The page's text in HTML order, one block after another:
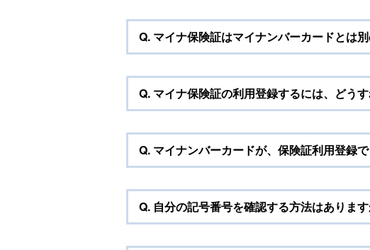
Q. マイナ保険証はマイナンバーカードとは
Q. マイナ保険証の利用登録するには、どう
Q. マイナンバーカードが、保険証利用登録
Q. 自分の記号番号を確認する方法はあります